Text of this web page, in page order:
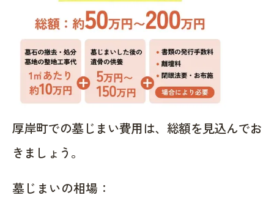
厚岸町での墓じまい費用は、総額を見込んでお
きましょう。
墓じまいの相場：